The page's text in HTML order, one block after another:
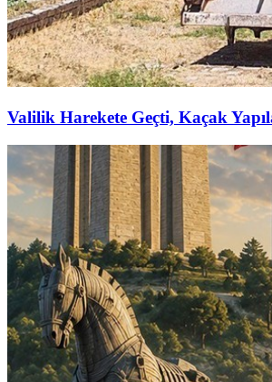
Valilik Harekete Geçti, Kaçak